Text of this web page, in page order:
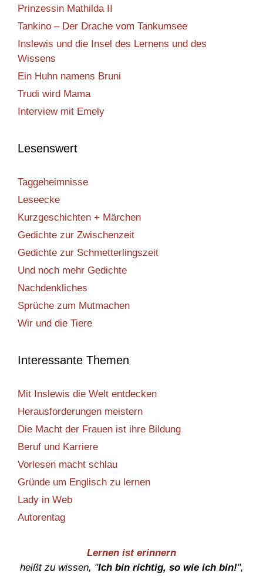
Prinzessin Mathilda II
Tankino – Der Drache vom Tankumsee
Inslewis und die Insel des Lernens und des
Wissens
Ein Huhn namens Bruni
Trudi wird Mama
Interview mit Emely
Lesenswert
Taggeheimnisse
Leseecke
Kurzgeschichten + Märchen
Gedichte zur Zwischenzeit
Gedichte zur Schmetterlingszeit
Und noch mehr Gedichte
Nachdenkliches
Sprüche zum Mutmachen
Wir und die Tiere
Interessante Themen
Mit Inslewis die Welt entdecken
Herausforderungen meistern
Die Macht der Frauen ist ihre Bildung
Beruf und Karriere
Vorlesen macht schlau
Gründe um Englisch zu lernen
Lady in Web
Autorentag
Lernen ist erinnern
heißt zu wissen, "Ich bin richtig, so wie ich bin!",